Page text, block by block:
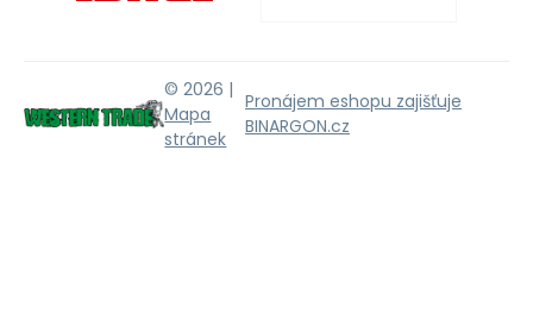
© 2026 |
Mapa
stránek
Pronájem eshopu zajišťuje
BINARGON.cz